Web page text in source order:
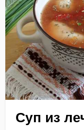
Суп из